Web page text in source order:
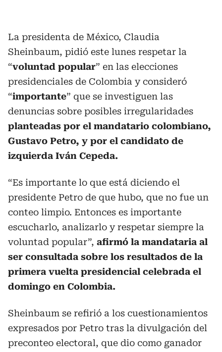
La presidenta de México, Claudia
Sheinbaum, pidió este lunes respetar la
“voluntad popular” en las elecciones
presidenciales de Colombia y consideró
“importante” que se investiguen las
denuncias sobre posibles irregularidades
planteadas por el mandatario colombiano,
Gustavo Petro, y por el candidato de
izquierda Iván Cepeda.
“Es importante lo que está diciendo el
presidente Petro de que hubo, que no fue un
conteo limpio. Entonces es importante
escucharlo, analizarlo y respetar siempre la
voluntad popular”, afirmó la mandataria al
ser consultada sobre los resultados de la
primera vuelta presidencial celebrada el
domingo en Colombia.
Sheinbaum se refirió a los cuestionamientos
expresados por Petro tras la divulgación del
preconteo electoral, que dio como ganador